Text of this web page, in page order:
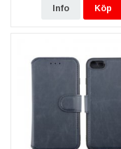
Info Köp